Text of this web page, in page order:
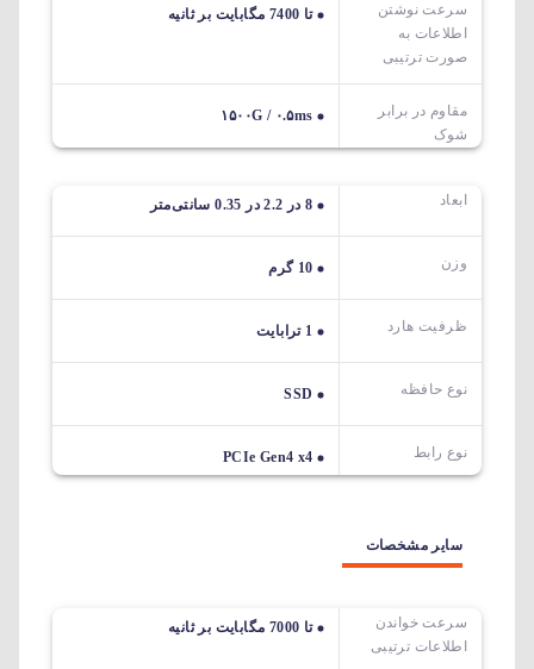
سرعت نوشتن
اطلاعات به
صورت ترتیبی
تا 7400 مگابایت بر ثانیه
مقاوم در برابر
شوک
۱۵۰۰G / ۰.۵ms
ابعاد 8 در 2.2 در 0.35 سانتی‌متر
وزن 10 گرم
ظرفیت هارد 1 ترابایت
نوع حافظه SSD
نوع رابط PCIe Gen4 x4
سایر مشخصات
سرعت خواندن
اطلاعات ترتیبی
تا 7000 مگابایت بر ثانیه